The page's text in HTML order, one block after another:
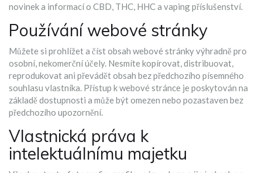
novinek a informací o CBD, THC, HHC a vaping příslušenství.
Používání webové stránky
Můžete si prohlížet a číst obsah webové stránky výhradně pro
osobní, nekomerční účely. Nesmíte kopírovat, distribuovat,
reprodukovat ani převádět obsah bez předchozího písemného
souhlasu vlastníka. Přístup k webové stránce je poskytován na
základě dostupnosti a může být omezen nebo pozastaven bez
předchozího upozornění.
Vlastnická práva k
intelektuálnímu majetku